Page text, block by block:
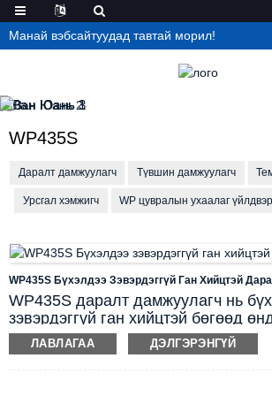
Манай вэбсайтуудад тавтай морил!
WP435S
Даралт дамжуулагч Түвшин дамжуулагч
Урсгал хэмжигч WP цувралын ухаалаг
WP435S Бүхэлдээ Зэвэрдэггүй Ган Хийцтэй
WP435S даралт дамжуулагч нь
зэвэрдэггүй ган хийцтэй бөгөөд
нарийвчлалтай, өндөр тогтвортой
зэврэлтээс хамгаалах чадвартай
ЛАВЛАГАА ДЭЛГЭРЭНГҮЙ